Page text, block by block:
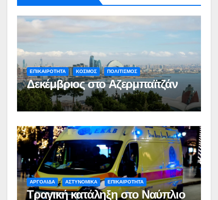
ΕΠΙΚΑΙΡΟΤΗΤΑ ΚΟΣΜΟΣ ΠΟΛΙΤΙΣΜΟΣ
Δεκέμβριος στο Αζερμπαϊτζάν
ΑΡΓΟΛΙΔΑ ΑΣΤΥΝΟΜΙΚΑ ΕΠΙΚΑΙΡΟΤΗΤΑ
Τραγική κατάληξη στο Ναύπλιο